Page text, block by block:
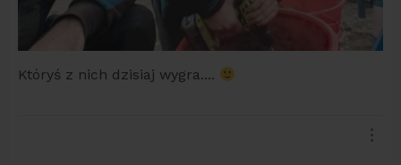
Któryś z nich dzisiaj wygra....